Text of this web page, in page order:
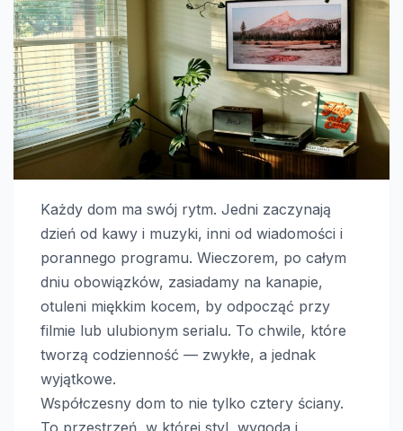
Każdy dom ma swój rytm. Jedni zaczynają
dzień od kawy i muzyki, inni od wiadomości i
porannego programu. Wieczorem, po całym
dniu obowiązków, zasiadamy na kanapie,
otuleni miękkim kocem, by odpocząć przy
filmie lub ulubionym serialu. To chwile, które
tworzą codzienność — zwykłe, a jednak
wyjątkowe.
Współczesny dom to nie tylko cztery ściany.
To przestrzeń, w której styl, wygoda i